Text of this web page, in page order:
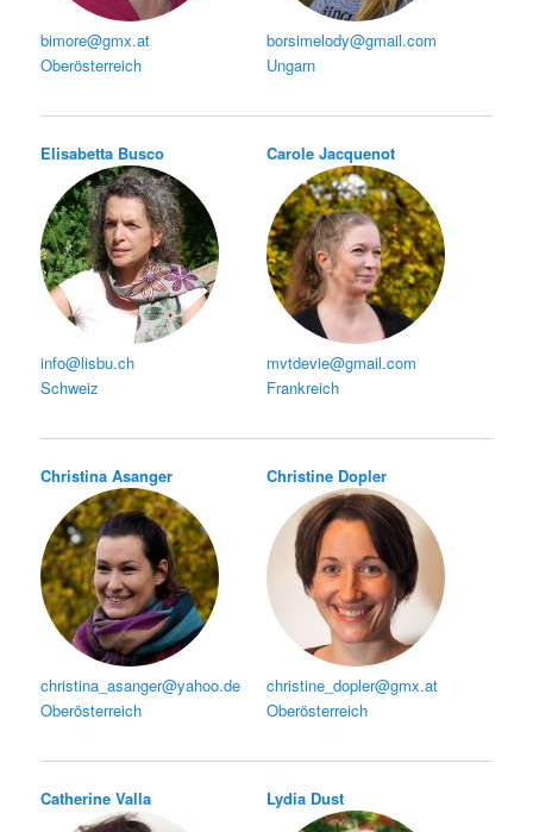
bimore@gmx.at
Oberösterreich
borsimelody@gmail.com
Ungarn
Elisabetta Busco
info@lisbu.ch
Schweiz
Carole Jacquenot
mvtdevie@gmail.com
Frankreich
Christina Asanger
christina_asanger@yahoo.de
Oberösterreich
Christine Dopler
christine_dopler@gmx.at
Oberösterreich
Catherine Valla Lydia Dust